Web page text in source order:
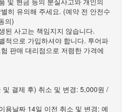
히 유의해 주세요. (예약 전 안전수
의)
된 사고는 책임지지 않습니다.
적으로 가입하셔야 합니다. 투어파
판매 대리점으로 저렴한 가격에
및 결제 후) 취소 및 변경: 5,000원 /
용날짜 14일 이전 취소 및 변경: 예